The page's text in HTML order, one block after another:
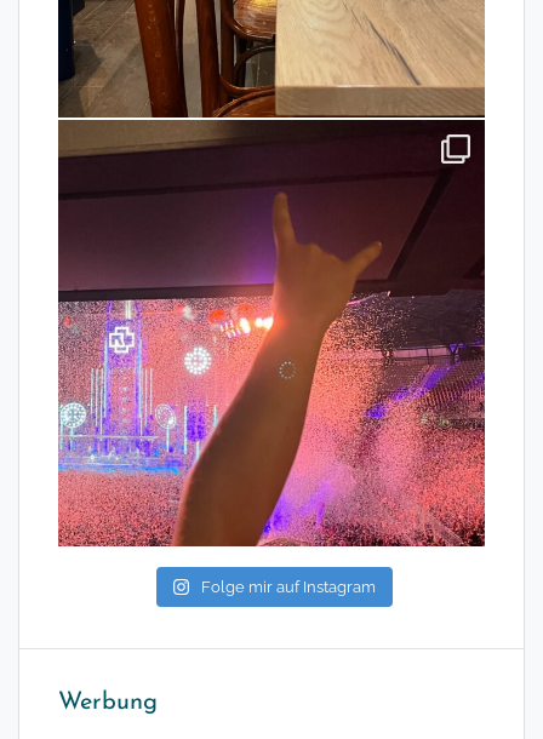
Folge mir auf Instagram
Werbung